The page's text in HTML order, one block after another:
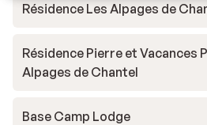
Résidence Les Alpages de
Résidence Pierre et Vacances
Alpages de Chantel
Base Camp Lodge